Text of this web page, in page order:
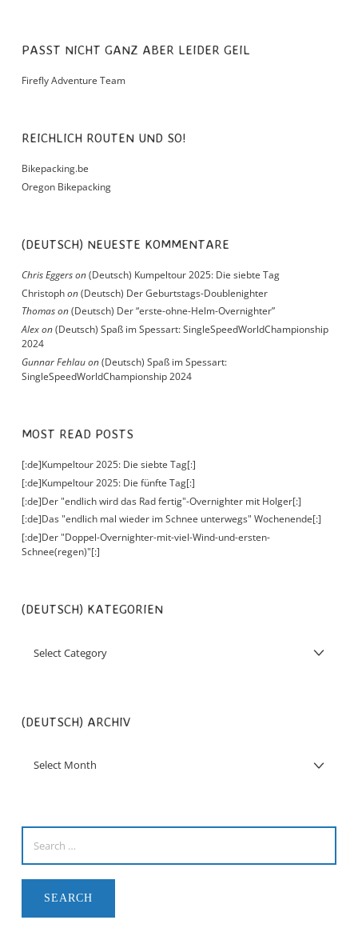
PASST NICHT GANZ ABER LEIDER GEIL
Firefly Adventure Team
REICHLICH ROUTEN UND SO!
Bikepacking.be
Oregon Bikepacking
(DEUTSCH) NEUESTE KOMMENTARE
Chris Eggerson(Deutsch) Kumpeltour 2025: Die siebte Tag
Christophon(Deutsch) Der Geburtstags-Doublenighter
Thomason(Deutsch) Der “erste-ohne-Helm-Overnighter”
Alexon(Deutsch) Spaß im Spessart: SingleSpeedWorldChampionship
2024
Gunnar Fehlauon(Deutsch) Spaß im Spessart:
SingleSpeedWorldChampionship 2024
MOST READ POSTS
[:de]Kumpeltour 2025: Die siebte Tag[:]
[:de]Kumpeltour 2025: Die fünfte Tag[:]
[:de]Der "endlich wird das Rad fertig"-Overnighter mit Holger[:]
[:de]Das "endlich mal wieder im Schnee unterwegs" Wochenende[:]
[:de]Der "Doppel-Overnighter-mit-viel-Wind-und-ersten-
Schnee(regen)"[:]
(DEUTSCH) KATEGORIEN
(DEUTSCH) ARCHIV